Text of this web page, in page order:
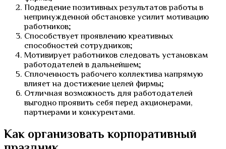
Подведение позитивных результатов работы в
непринужденной обстановке усилит мотивацию
работников;
Способствует проявлению креативных
способностей сотрудников;
Мотивирует работников следовать установкам
работодателей в дальнейшем;
Сплоченность рабочего коллектива напрямую
влияет на достижение целей фирмы;
Отличная возможность для работодателей
выгодно проявить себя перед акционерами,
партнерами и конкурентами.
Как организовать корпоративный